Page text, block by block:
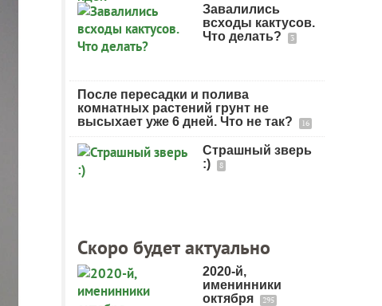
Завалились
всходы кактусов.
Что делать?
3
После пересадки и полива
комнатных растений грунт не
высыхает уже 6 дней. Что не так?
16
Страшный зверь
:)
8
Скоро будет актуально
2020-й,
именинники
октября
295